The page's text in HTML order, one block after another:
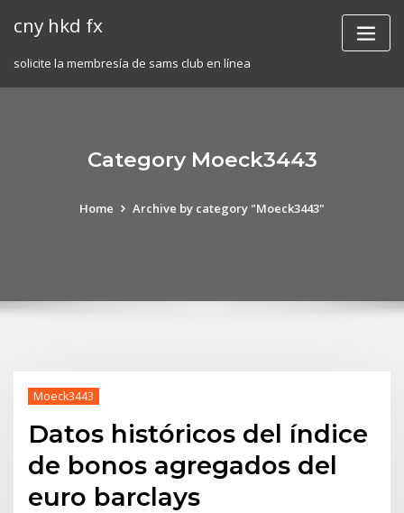
cny hkd fx
solicite la membresía de sams club en línea
Category Moeck3443
Home Archive by category "Moeck3443"
Moeck3443
Datos históricos del índice
de bonos agregados del
euro barclays